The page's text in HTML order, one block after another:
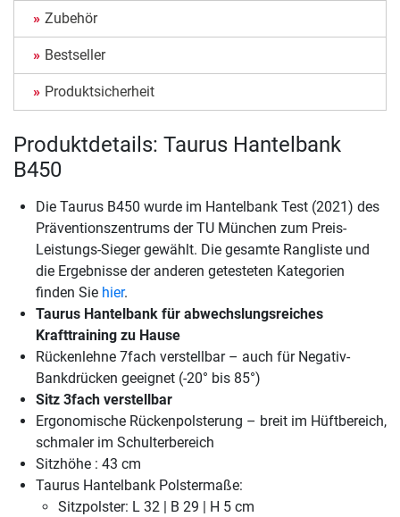
Zubehör
Bestseller
Produktsicherheit
Produktdetails: Taurus Hantelbank
B450
Die Taurus B450 wurde im Hantelbank Test (2021) des
Präventionszentrums der TU München zum Preis-
Leistungs-Sieger gewählt. Die gesamte Rangliste und
die Ergebnisse der anderen getesteten Kategorien
finden Sie hier.
Taurus Hantelbank für abwechslungsreiches
Krafttraining zu Hause
Rückenlehne 7fach verstellbar – auch für Negativ-
Bankdrücken geeignet (-20° bis 85°)
Sitz 3fach verstellbar
Ergonomische Rückenpolsterung – breit im Hüftbereich,
schmaler im Schulterbereich
Sitzhöhe : 43 cm
Taurus Hantelbank Polstermaße:
Sitzpolster: L 32 | B 29 | H 5 cm